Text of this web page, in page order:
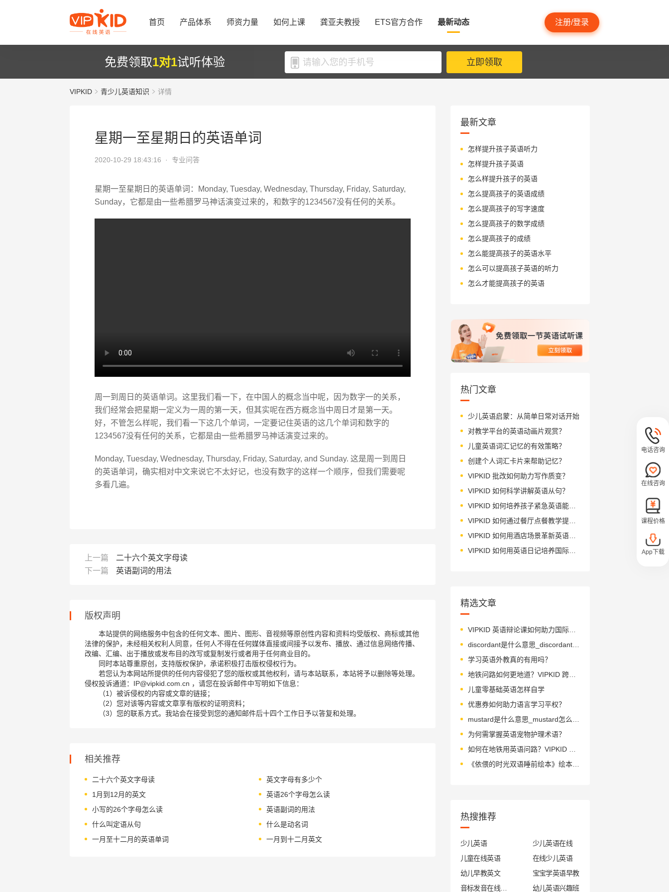
首页 产品体系 师资力量 如何上课 龚亚夫教授 ETS官方合作 最新动态 注册/登录
免费领取1对1试听体验 立即领取
VIPKID 青少儿英语知识 详情
星期一至星期日的英语单词
2020-10-29 18:43:16 · 专业问答
星期一至星期日的英语单词：Monday, Tuesday, Wednesday, Thursday, Friday, Saturday,
Sunday，它都是由一些希腊罗马神话演变过来的，和数字的1234567没有任何的关系。
周一到周日的英语单词。这里我们看一下，在中国人的概念当中呢，因为数字一的关系，
我们经常会把星期一定义为一周的第一天，但其实呢在西方概念当中周日才是第一天。
好，不管怎么样呢，我们看一下这几个单词，一定要记住英语的这几个单词和数字的
1234567没有任何的关系，它都是由一些希腊罗马神话演变过来的。
Monday, Tuesday, Wednesday, Thursday, Friday, Saturday, and Sunday. 这是周一到周日
的英语单词，确实相对中文来说它不太好记，也没有数字的这样一个顺序，但我们需要呢
多看几遍。
上一篇
二十六个英文字母读
下一篇
英语副词的用法
版权声明
本站提供的网络服务中包含的任何文本、图片、图形、音视频等原创性内容和资料均受版权、商标或其他
法律的保护，未经相关权利人同意，任何人不得在任何媒体直接或间接予以发布、播放、通过信息网络传播、
改编、汇编、出于播放或发布目的改写或复制发行或者用于任何商业目的。
同时本站尊重原创，支持版权保护，承诺积极打击版权侵权行为。
若您认为本网站所提供的任何内容侵犯了您的版权或其他权利，请与本站联系，本站将予以删除等处理。
侵权投诉通道：IP@vipkid.com.cn ，请您在投诉邮件中写明如下信息：
（1）被诉侵权的内容或文章的链接；
（2）您对该等内容或文章享有版权的证明资料；
（3）您的联系方式。我站会在接受到您的通知邮件后十四个工作日予以答复和处理。
相关推荐
二十六个英文字母读
英文字母有多少个
1月到12月的英文
英语26个字母怎么读
小写的26个字母怎么读
英语副词的用法
什么叫定语从句
什么是动名词
一月至十二月的英语单词
一月到十二月英文
最新文章
怎样提升孩子英语听力
怎样提升孩子英语
怎么样提升孩子的英语
怎么提高孩子的英语成绩
怎么提高孩子的写字速度
怎么提高孩子的数学成绩
怎么提高孩子的成绩
怎么能提高孩子的英语水平
怎么可以提高孩子英语的听力
怎么才能提高孩子的英语
热门文章
少儿英语启蒙：从简单日常对话开始
对教学平台的英语动画片观赏？
儿童英语词汇记忆的有效策略？
创建个人词汇卡片来帮助记忆？
VIPKID 批改如何助力写作质变？
VIPKID 如何科学讲解英语从句？
VIPKID 如何培养孩子紧急英语能力？
VIPKID 如何通过餐厅点餐教学提升少儿英语应用能力？
VIPKID 如何用酒店场景革新英语教学？
VIPKID 如何用英语日记培养国际化人才？
精选文章
VIPKID 英语辩论课如何助力国际竞争力？
discordant是什么意思_discordant怎么读_音标dɪsˈkɔ-dənt
学习英语外教真的有用吗？
地铁问路如何更地道？VIPKID 跨文化沟通术
儿童零基础英语怎样自学
优惠券如何助力语言学习平权？
为何需掌握英语宠物护理术语？
《依偎的时光双语睡前绘本》绘本简介
热搜推荐
少儿英语
少儿英语在线
儿童在线英语
在线少儿英语
幼儿早教英文
宝宝学英语早教
幼儿英语兴趣班
电话咨询
在线咨询
课程价格
App下载